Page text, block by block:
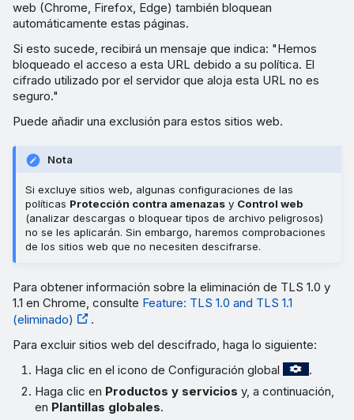
web (Chrome, Firefox, Edge) también bloquean
automáticamente estas páginas.
Si esto sucede, recibirá un mensaje que indica: "Hemos
bloqueado el acceso a esta URL debido a su política. El
cifrado utilizado por el servidor que aloja esta URL no es
seguro."
Puede añadir una exclusión para estos sitios web.
Nota
Si excluye sitios web, algunas configuraciones de las
políticas Protección contra amenazas y Control web
(analizar descargas o bloquear tipos de archivo peligrosos)
no se les aplicarán. Sin embargo, haremos comprobaciones
de los sitios web que no necesiten descifrarse.
Para obtener información sobre la eliminación de TLS 1.0 y
1.1 en Chrome, consulte Feature: TLS 1.0 and TLS 1.1
(eliminado)
.
Para excluir sitios web del descifrado, haga lo siguiente:
Haga clic en el icono de Configuración global
.
Haga clic en Productos y servicios y, a continuación,
en Plantillas globales.